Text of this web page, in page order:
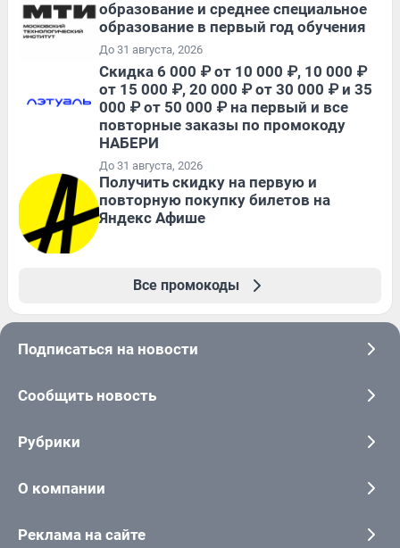
образование и среднее специальное
образование в первый год обучения
До 31 августа, 2026
Скидка 6 000 ₽ от 10 000 ₽, 10 000 ₽
от 15 000 ₽, 20 000 ₽ от 30 000 ₽ и 35
000 ₽ от 50 000 ₽ на первый и все
повторные заказы по промокоду
НАБЕРИ
До 31 августа, 2026
Получить скидку на первую и
повторную покупку билетов на
Яндекс Афише
Все промокоды
Подписаться на новости
Сообщить новость
Рубрики
О компании
Реклама на сайте